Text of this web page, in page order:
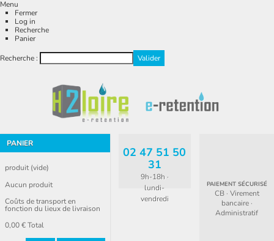
Menu
Fermer
Log in
Recherche
Panier
Recherche :
PANIER
produit (vide)
Aucun produit
Coûts de transport en
fonction du lieux de livraison
0,00 €Total
02 47 51 50
31
9h-18h ·
lundi-
vendredi
PAIEMENT SÉCURISÉ
CB · Virement
bancaire ·
Administratif